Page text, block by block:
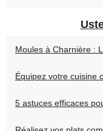
Moules à Charnière :
Équipez votre cuisine
5 astuces efficaces